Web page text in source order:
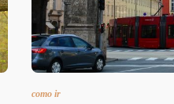
como ir